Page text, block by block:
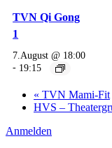
TVN Qi Gong
1
7.August @ 18:00
- 19:15
« TVN Mami-Fit
HVS –
Anmelden